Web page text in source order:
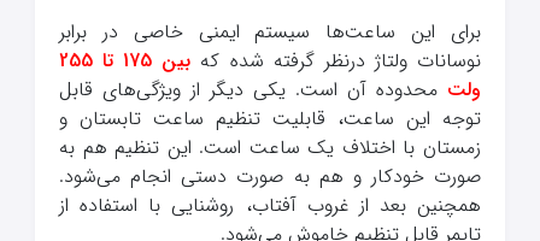
برای این ساعت‌ها سیستم ایمنی خاصی در برابر
نوسانات ولتاژ درنظر گرفته شده که
بین 175 تا 255
ولت محدوده آن است. یکی دیگر از ویژگی‌های قابل
توجه این ساعت، قابلیت تنظیم ساعت تابستان و
زمستان با اختلاف یک ساعت است. این تنظیم هم به
صورت خودکار و هم به صورت دستی انجام می‌شود.
همچنین بعد از غروب آفتاب، روشنایی با استفاده از
تایمر قابل تنظیم خاموش می‌شود.